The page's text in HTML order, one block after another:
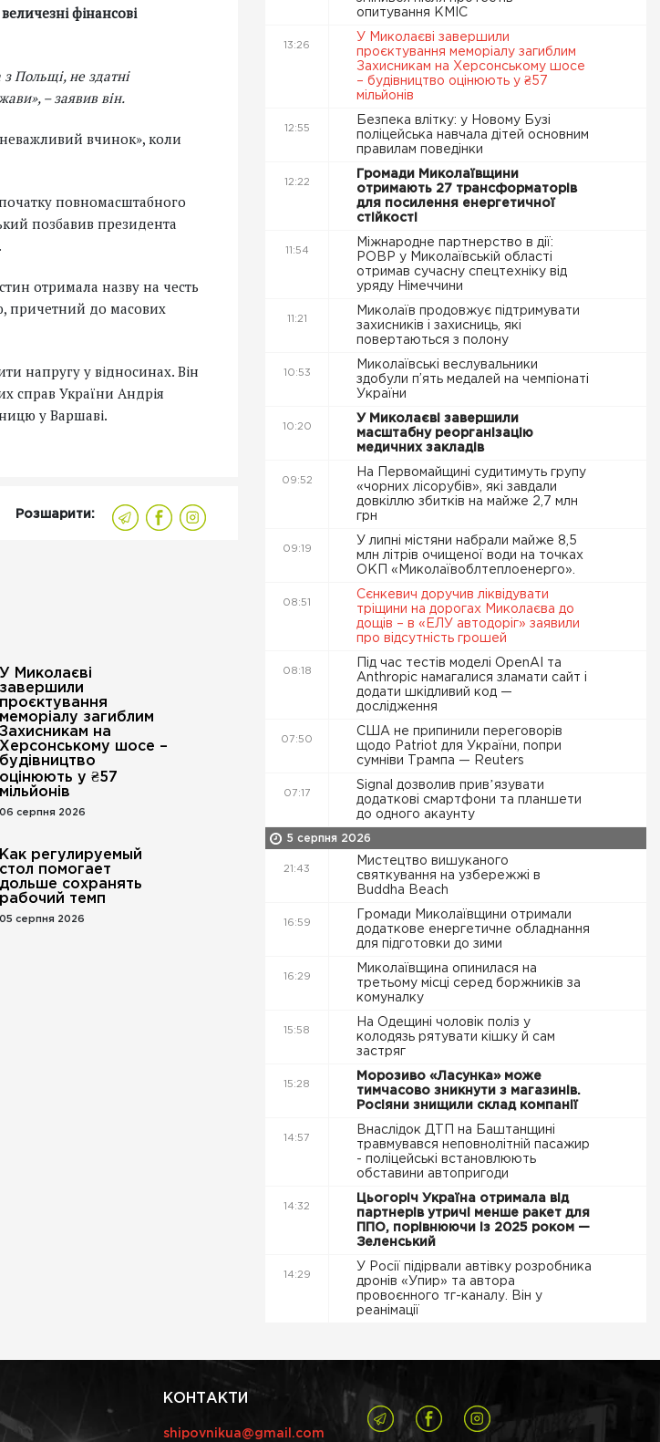
величезні фінансові
з Польщі, не здатні
, – заявив він.
вчинок», коли
повномасштабного
позбавив президента
отримала назву на честь
причетний до масових
напругу у відносинах. Він
справ України Андрія
у Варшаві.
Розшарити:
У Миколаєві
завершили
проєктування
меморіалу загиблим
Захисникам на
Херсонському шосе –
будівництво
оцінюють у ₴57
мільйонів
06 серпня 2026
Как регулируемый
стол помогает
дольше сохранять
рабочий темп
05 серпня 2026
опитування КМІС
13:26
У Миколаєві завершили
проєктування меморіалу загиблим
Захисникам на Херсонському шосе
– будівництво оцінюють у ₴57
мільйонів
12:55
Безпека влітку: у Новому Бузі
поліцейська навчала дітей основним
правилам поведінки
12:22
Громади Миколаївщини
отримають 27 трансформаторів
для посилення енергетичної
стійкості
11:54
Міжнародне партнерство в дії:
РОВР у Миколаївській області
отримав сучасну спецтехніку від
уряду Німеччини
11:21
Миколаїв продовжує підтримувати
захисників і захисниць, які
повертаються з полону
10:53
Миколаївські веслувальники
здобули п’ять медалей на чемпіонаті
України
10:20
У Миколаєві завершили
масштабну реорганізацію
медичних закладів
09:52
На Первомайщині судитимуть групу
«чорних лісорубів», які завдали
довкіллю збитків на майже 2,7 млн
грн
09:19
У липні містяни набрали майже 8,5
млн літрів очищеної води на точках
ОКП «Миколаївоблтеплоенерго».
08:51
Сєнкевич доручив ліквідувати
тріщини на дорогах Миколаєва до
дощів – в «ЕЛУ автодоріг» заявили
про відсутність грошей
08:18
Під час тестів моделі OpenAI та
Anthropic намагалися зламати сайт і
додати шкідливий код —
дослідження
07:50
США не припинили переговорів
щодо Patriot для України, попри
сумніви Трампа — Reuters
07:17
Signal дозволив привʼязувати
додаткові смартфони та планшети
до одного акаунту
5 серпня 2026
21:43
Мистецтво вишуканого
святкування на узбережжі в
Buddha Beach
16:59
Громади Миколаївщини отримали
додаткове енергетичне обладнання
для підготовки до зими
16:29
Миколаївщина опинилася на
третьому місці серед боржників за
комуналку
15:58
На Одещині чоловік поліз у
колодязь рятувати кішку й сам
застряг
15:28
Морозиво «Ласунка» може
тимчасово зникнути з магазинів.
Росіяни знищили склад компанії
14:57
Внаслідок ДТП на Баштанщині
травмувався неповнолітній пасажир
- поліцейські встановлюють
обставини автопригоди
14:32
Цьогоріч Україна отримала від
партнерів утричі менше ракет для
ППО, порівнюючи із 2025 роком —
Зеленський
14:29
У Росії підірвали автівку розробника
дронів «Упир» та автора
провоєнного тг-каналу. Він у
реанімації
КОНТАКТИ
shipovnikua@gmail.com